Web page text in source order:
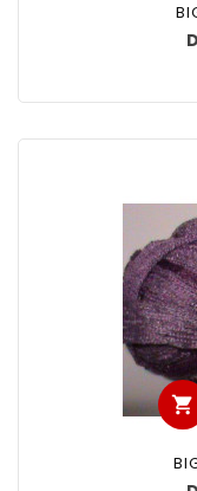
shopping_cart